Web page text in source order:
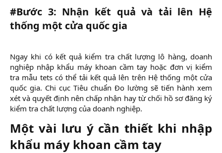
#Bước 3: Nhận kết quả và tải lên Hệ
thống một cửa quốc gia
Ngay khi có kết quả kiểm tra chất lượng lô hàng, doanh
nghiệp nhập khẩu máy khoan cầm tay hoặc đơn vị kiểm
tra mẫu tets có thể tải kết quả lên trên Hệ thống một cửa
quốc gia. Chi cục Tiêu chuẩn Đo lường sẽ tiến hành xem
xét và quyết định nên chấp nhận hay từ chối hồ sơ đăng ký
kiểm tra chất lượng của doanh nghiệp.​
Một vài lưu ý cần thiết khi nhập
khẩu máy khoan cầm tay​